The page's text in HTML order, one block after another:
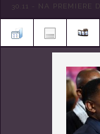
30.11 - NA PREMIERE